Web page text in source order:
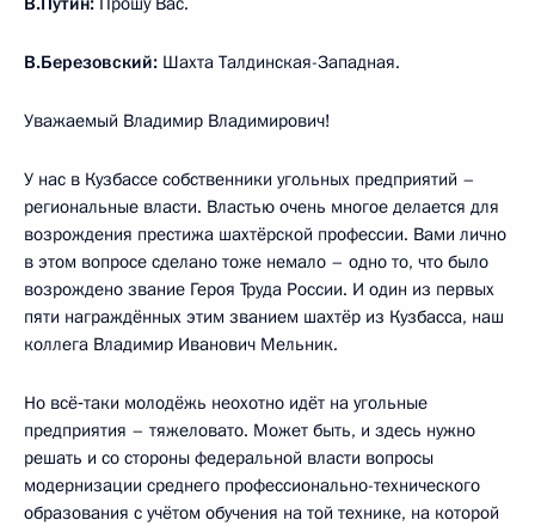
В.Березовский: Шахта Талдинская-Западная.
Уважаемый Владимир Владимирович!
У нас в Кузбассе собственники угольных предприятий –
региональные власти. Властью очень многое делается для
возрождения престижа шахтёрской профессии. Вами лично
в этом вопросе сделано тоже немало – одно то, что было
возрождено звание Героя Труда России. И один из первых
пяти награждённых этим званием шахтёр из Кузбасса, наш
коллега Владимир Иванович Мельник.
Но всё‑таки молодёжь неохотно идёт на угольные
предприятия – тяжеловато. Может быть, и здесь нужно
решать и со стороны федеральной власти вопросы
модернизации среднего профессионально-технического
образования с учётом обучения на той технике, на которой